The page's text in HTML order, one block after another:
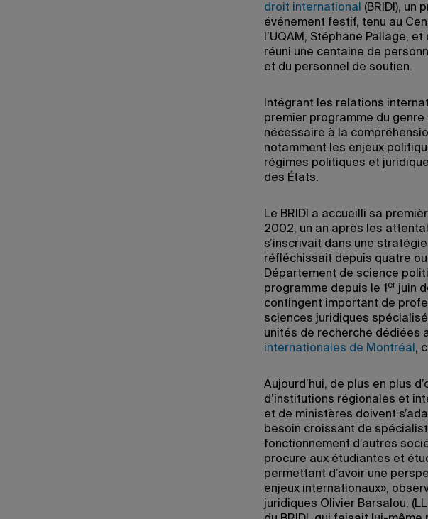
droit international
(BRIDI), un
événement festif, tenu au
l’UQAM, Stéphane Pallage,
réuni une centaine de
et du personnel de soutien.
Intégrant les relations
premier programme du
nécessaire à la
notamment les enjeux
régimes politiques et
des États.
Le BRIDI a accueilli sa
2002, un an après les
s’inscrivait dans une
réfléchissait depuis quatre
Département de science
programme depuis le 1 er juin
contingent important de
sciences juridiques
unités de recherche dédiées
internationales de Montréal ,
Aujourd’hui, de plus en plus
d’institutions régionales et
et de ministères doivent
besoin croissant de
fonctionnement d’autres
procure aux étudiantes et
permettant d’avoir une
enjeux internationaux»,
juridiques Olivier Barsalou,